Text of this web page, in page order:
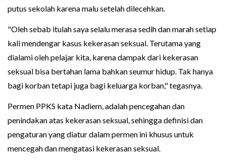
putus sekolah karena malu setelah dilecehkan.
"Oleh sebab itulah saya selalu merasa sedih dan marah setiap
kali mendengar kasus kekerasan seksual. Terutama yang
dialami oleh pelajar kita, karena dampak dari kekerasan
seksual bisa bertahan lama bahkan seumur hidup. Tak hanya
bagi korban tetapi juga bagi keluarga korban," tegasnya.
Permen PPKS kata Nadiem, adalah pencegahan dan
penindakan atas kekerasan seksual, sehingga definisi dan
pengaturan yang diatur dalam permen ini khusus untuk
mencegah dan mengatasi kekerasan seksual.